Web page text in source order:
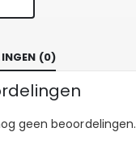
(0)
geen beoordelingen.